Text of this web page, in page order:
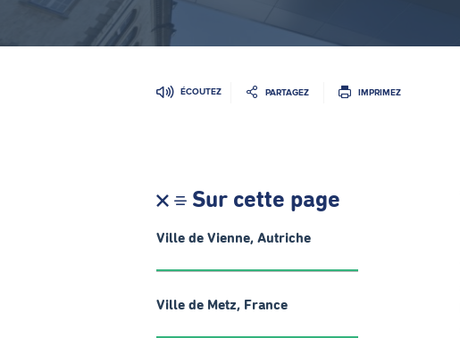
ÉCOUTEZ PARTAGEZ IMPRIMEZ
Sur cette page
Ville de Vienne, Autriche
Ville de Metz, France